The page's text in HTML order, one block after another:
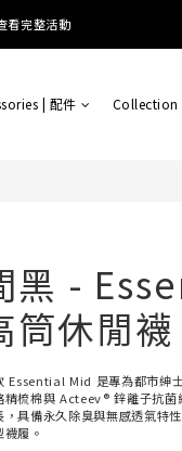
即享免運 (全球)
看完整活動
| 配件 Collection
黑 -
筒休閒襪
Essential Mid 是專為都市紳
精梳棉與 Acteev® 鋅離子抗
，具備永久除臭與無感透氣特
襪履。